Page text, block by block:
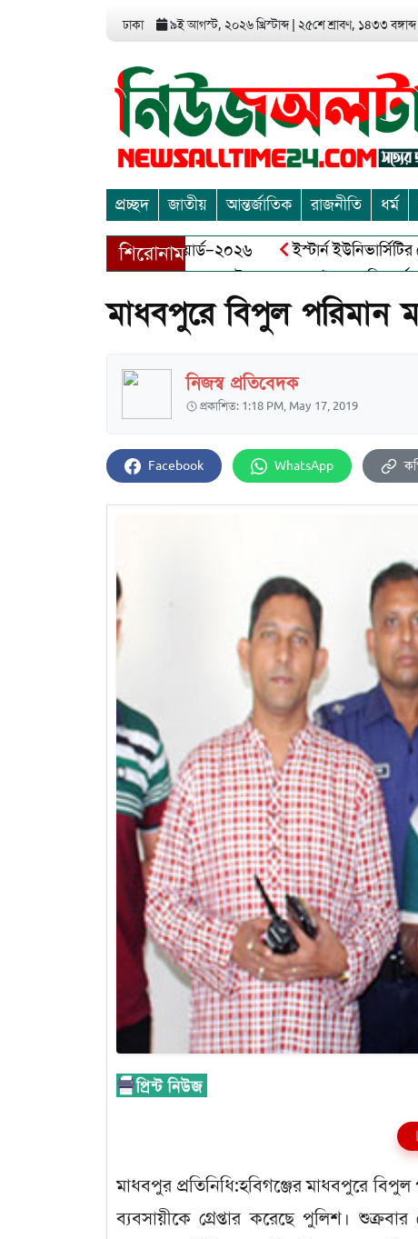
ঢাকা ৯ই আগস্ট, ২০২৬ খ্রিস্টাব্দ ২৫শে শ্রাবণ, ১৪৩৩ বঙ্গাব্দ
প্রচ্ছদ জাতীয় আন্তর্জাতিক রাজনীতি ধর্ম
শিরোনাম
এন্ড এন্ট্রাপ্রেনিয়র অ্যাওয়ার্ড–২০২৬ ইস্টার্ন ইউনিভার্সিটির
মুক্তিযোদ্ধা আব্দুল খালেক এর ইন্তেকাল
আত্মশুদ্ধি অর্জন ও
মাধবপুরে বিপুল পরিমান
নিজস্ব প্রতিবেদক
প্রকাশিত: 1:18 PM, May 17, 2019
Facebook WhatsApp
মাধবপুর প্রতিনিধি:হবিগঞ্জের মাধবপুরে
ব্যবসায়ীকে গ্রেপ্তার করেছে পুলিশ।